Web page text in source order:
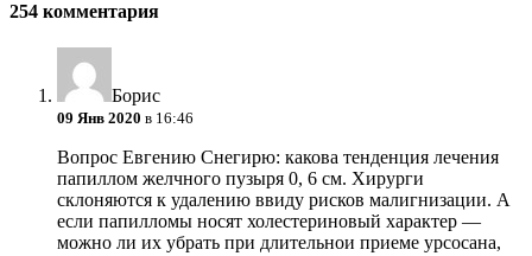
254 комментария
Борис
09 Янв 2020 в 16:46
Вопрос Евгению Снегирю: какова тенденция лечения
папиллом желчного пузыря 0, 6 см. Хирурги
склоняются к удалению ввиду рисков малигнизации. А
если папилломы носят холестериновый характер —
можно ли их убрать при длительнои приеме урсосана,